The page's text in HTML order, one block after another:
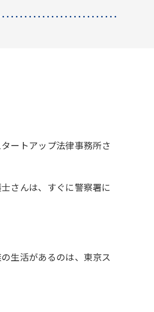
ートアップ法律事務所さ
さんは、すぐに警察署に
生活があるのは、東京ス